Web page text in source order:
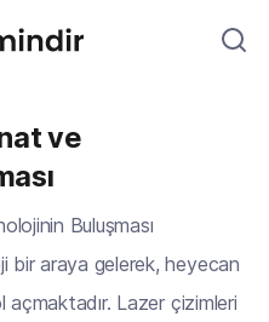
ve
Buluşması
bir araya gelerek, heyecan
açmaktadır. Lazer çizimleri